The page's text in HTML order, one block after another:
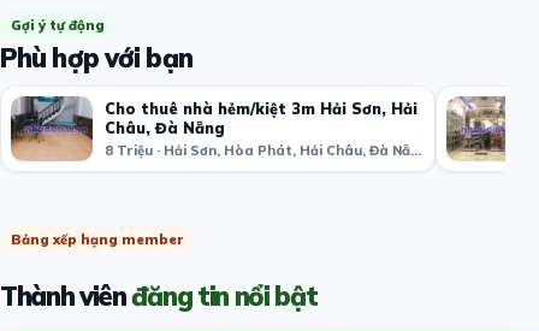
Gợi ý tự động
Phù hợp với bạn
Cho thuê nhà hẻm/kiệt 3m Hải Sơn, Hải
Châu, Đà Nẵng
8 Triệu · Hải Sơn, Hòa Phát, Hải Châu, Đà Nẵng, Việt Nam
Bảng xếp hạng member
Thành viênđăng tin nổi bật